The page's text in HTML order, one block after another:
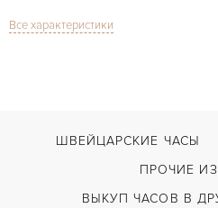
СРОКИ ДОСТАВКИ
Все характеристики
ШВЕЙЦАРСКИЕ ЧАСЫ
ПРОЧИЕ
ВЫКУП ЧАСОВ В